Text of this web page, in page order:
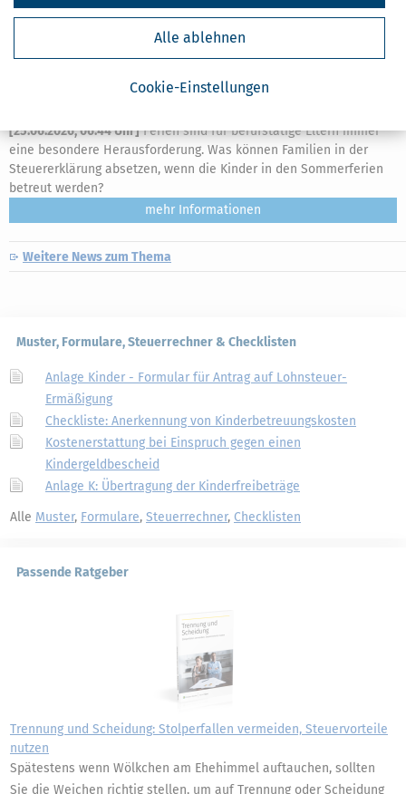
Cookie-Einstellungen
Alle ablehnen
[25.06.2026, 06:44 Uhr]Ferien sind für berufstätige Eltern immer
eine besondere Herausforderung. Was können Familien in der
Steuererklärung absetzen, wenn die Kinder in den Sommerferien
betreut werden?
mehr
Weitere News zum Thema
Muster, Formulare, Steuerrechner & Checklisten
Anlage Kinder - Formular für Antrag auf Lohnsteuer-
Ermäßigung
Checkliste: Anerkennung von Kinderbetreuungskosten
Kostenerstattung bei Einspruch gegen einen
Kindergeldbescheid
Anlage K: Übertragung der Kinderfreibeträge
Alle Muster, Formulare, Steuerrechner, Checklisten
Passende Ratgeber
Trennung und Scheidung: Stolperfallen vermeiden, Steuervorteile
nutzen
Spätestens wenn Wölkchen am Ehehimmel auftauchen, sollten
Sie die Weichen richtig stellen, um auf Trennung oder Scheidung